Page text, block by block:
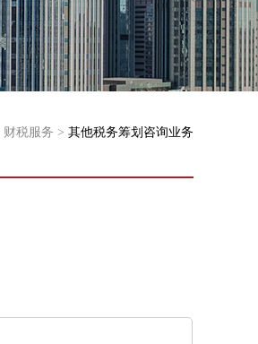
财税服务 > 其他税务筹划咨询业务